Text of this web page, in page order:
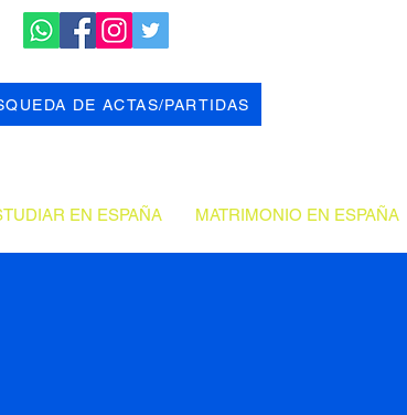
DE ACTAS/PARTIDAS
EN ESPAÑA MATRIMONIO EN ESPAÑA